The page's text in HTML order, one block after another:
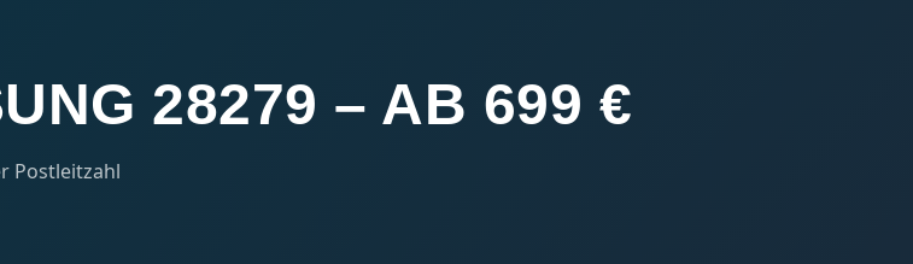
28279 – AB 699 €
Postleitzahl